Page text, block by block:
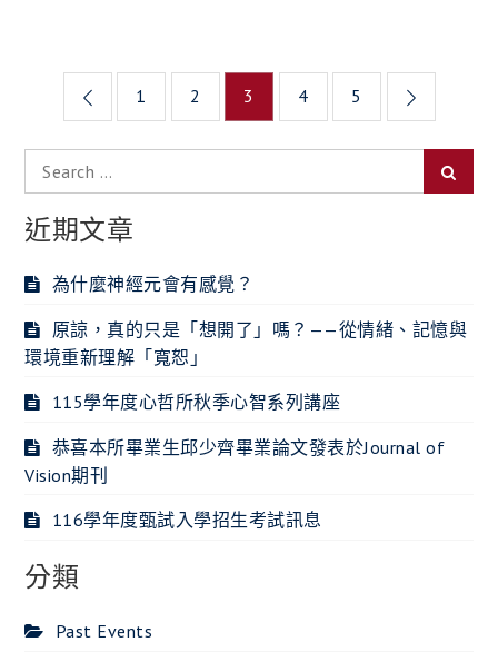
文
章
導
覽
1 2 3 4 5
Search
for:
近期文章
為什麼神經元會有感覺？
原諒，真的只是「想開了」嗎？——從情緒、記憶與
環境重新理解「寬恕」
115學年度心哲所秋季心智系列講座
恭喜本所畢業生邱少齊畢業論文發表於Journal of
Vision期刊
116學年度甄試入學招生考試訊息
分類
Past Events